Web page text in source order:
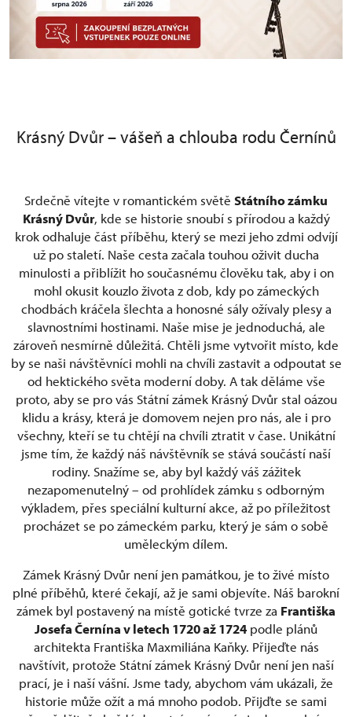
Krásný Dvůr – vášeň a chlouba rodu Černínů
Srdečně vítejte v romantickém světě Státního zámku
Krásný Dvůr, kde se historie snoubí s přírodou a každý
krok odhaluje část příběhu, který se mezi jeho zdmi odvíjí
už po staletí. Naše cesta začala touhou oživit ducha
minulosti a přiblížit ho současnému člověku tak, aby i on
mohl okusit kouzlo života z dob, kdy po zámeckých
chodbách kráčela šlechta a honosné sály ožívaly plesy a
slavnostními hostinami. Naše mise je jednoduchá, ale
zároveň nesmírně důležitá. Chtěli jsme vytvořit místo, kde
by se naši návštěvníci mohli na chvíli zastavit a odpoutat se
od hektického světa moderní doby. A tak děláme vše
proto, aby se pro vás Státní zámek Krásný Dvůr stal oázou
klidu a krásy, která je domovem nejen pro nás, ale i pro
všechny, kteří se tu chtějí na chvíli ztratit v čase. Unikátní
jsme tím, že každý náš návštěvník se stává součástí naší
rodiny. Snažíme se, aby byl každý váš zážitek
nezapomenutelný – od prohlídek zámku s odborným
výkladem, přes speciální kulturní akce, až po příležitost
procházet se po zámeckém parku, který je sám o sobě
uměleckým dílem.
Zámek Krásný Dvůr není jen památkou, je to živé místo
plné příběhů, které čekají, až je sami objevíte. Náš barokní
zámek byl postavený na místě gotické tvrze za Františka
Josefa Černína v letech 1720 až 1724 podle plánů
architekta Františka Maxmiliána Kaňky. Přijeďte nás
navštívit, protože Státní zámek Krásný Dvůr není jen naší
prací, je i naší vášní. Jsme tady, abychom vám ukázali, že
historie může ožít a má mnoho podob. Přijďte se sami